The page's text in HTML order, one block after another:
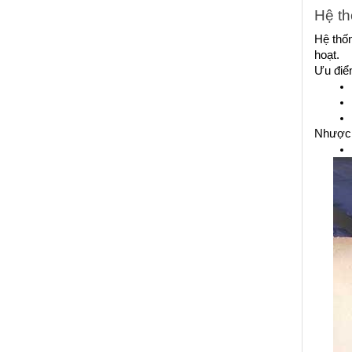
Hệ
Hệ
hoạt.
Ưu